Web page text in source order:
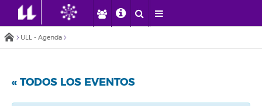
ULL - Agenda
« TODOS LOS EVENTOS